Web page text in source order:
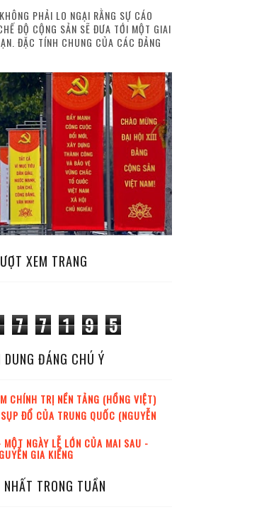
PHẢI LO NGẠI RẰNG SỰ CÁO
ĐỘ CỘNG SẢN SẼ ĐƯA TỚI MỘT GIAI
ĐẶC TÍNH CHUNG CỦA CÁC ĐẢNG
XEM TRANG
7 7 1 9 5
DUNG ĐÁNG CHÚ Ý
CHÍNH TRỊ NỀN TẢNG (HỒNG VIỆT)
ĐỔ CỦA TRUNG QUỐC (NGUYỄN
NGÀY LỄ LỚN CỦA MAI SAU -
GIA KIỂNG
TRONG TUẦN